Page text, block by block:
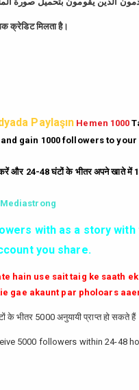
250beğeni
6yorumhilesi.
unfollow hilesi.
AL ✔✔✔
ulaşması ve fenomen
yüksek
क्रेडिट मिलता है।
Paylaşın Hemen 1000
gain 1000 followers to
करें और 24-48 घंटों के भीतर अपने खाते में
with as a story
you share.
hain use sait taig ke saath
gae akaunt par pholoars
के भीतर 5000 अनुयायी प्राप्त हो सकते
5000 followers within 24-48